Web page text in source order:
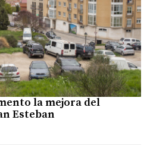
la mejora del
Esteban